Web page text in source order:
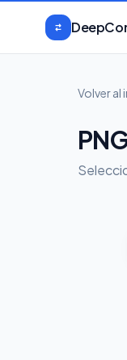
Volver al